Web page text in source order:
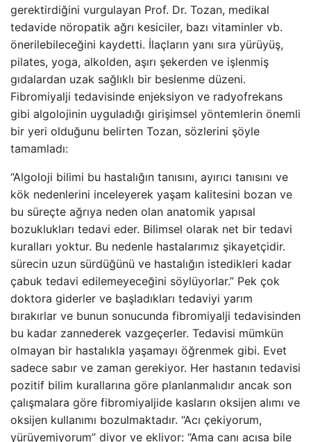
gerektirdiğini vurgulayan Prof. Dr. Tozan, medikal
tedavide nöropatik ağrı kesiciler, bazı vitaminler vb.
önerilebileceğini kaydetti. İlaçların yanı sıra yürüyüş,
pilates, yoga, alkolden, aşırı şekerden ve işlenmiş
gıdalardan uzak sağlıklı bir beslenme düzeni.
Fibromiyalji tedavisinde enjeksiyon ve radyofrekans
gibi algolojinin uyguladığı girişimsel yöntemlerin önemli
bir yeri olduğunu belirten Tozan, sözlerini şöyle
tamamladı:
“Algoloji bilimi bu hastalığın tanısını, ayırıcı tanısını ve
kök nedenlerini inceleyerek yaşam kalitesini bozan ve
bu süreçte ağrıya neden olan anatomik yapısal
bozuklukları tedavi eder. Bilimsel olarak net bir tedavi
kuralları yoktur. Bu nedenle hastalarımız şikayetçidir.
sürecin uzun sürdüğünü ve hastalığın istedikleri kadar
çabuk tedavi edilemeyeceğini söylüyorlar.” Pek çok
doktora giderler ve başladıkları tedaviyi yarım
bırakırlar ve bunun sonucunda fibromiyalji tedavisinden
bu kadar zannederek vazgeçerler. Tedavisi mümkün
olmayan bir hastalıkla yaşamayı öğrenmek gibi. Evet
sadece sabır ve zaman gerekiyor. Her hastanın tedavisi
pozitif bilim kurallarına göre planlanmalıdır ancak son
çalışmalara göre fibromiyaljide kasların oksijen alımı ve
oksijen kullanımı bozulmaktadır. “Acı çekiyorum,
yürüyemiyorum” diyor ve ekliyor: “Ama canı acısa bile